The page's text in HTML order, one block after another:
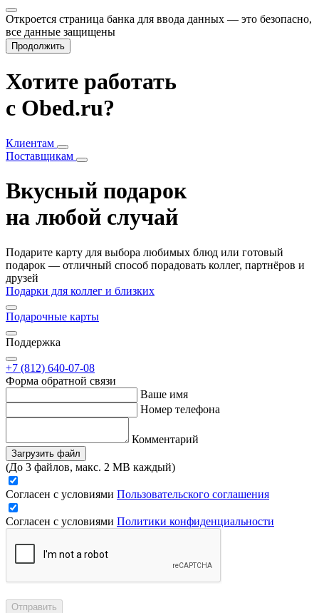
Откроется страница банка для ввода данных — это безопасно,
все данные защищены
Продолжить
Хотите работать
с Obed.ru?
Клиентам
Поставщикам
Вкусный подарок
на любой случай
Подарите карту для выбора любимых блюд или готовый
подарок — отличный способ порадовать коллег, партнёров и
друзей
Подарки для коллег и близких
Подарочные карты
Поддержка
+7 (812) 640-07-08
Форма обратной связи
Ваше имя
Номер телефона
Комментарий
Загрузить файл
(До 3 файлов, макс. 2 MB каждый)
Согласен с условиями Пользовательского соглашения
Согласен с условиями Политики конфиденциальности
Отправить